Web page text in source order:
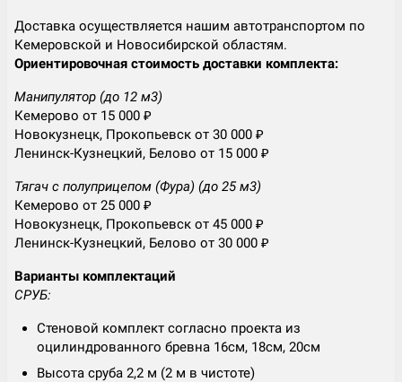
Доставка осуществляется нашим автотранспортом по
Кемеровской и Новосибирской областям.
Ориентировочная стоимость доставки комплекта:
Манипулятор (до 12 м3)
Кемерово от 15 000 ₽
Новокузнецк, Прокопьевск от 30 000 ₽
Ленинск-Кузнецкий, Белово от 15 000 ₽
Тягач с полуприцепом (Фура) (до 25 м3)
Кемерово от 25 000 ₽
Новокузнецк, Прокопьевск от 45 000 ₽
Ленинск-Кузнецкий, Белово от 30 000 ₽
Варианты комплектаций
СРУБ:
Стеновой комплект согласно проекта из
оцилиндрованного бревна 16см, 18см, 20см
Высота сруба 2,2 м (2 м в чистоте)